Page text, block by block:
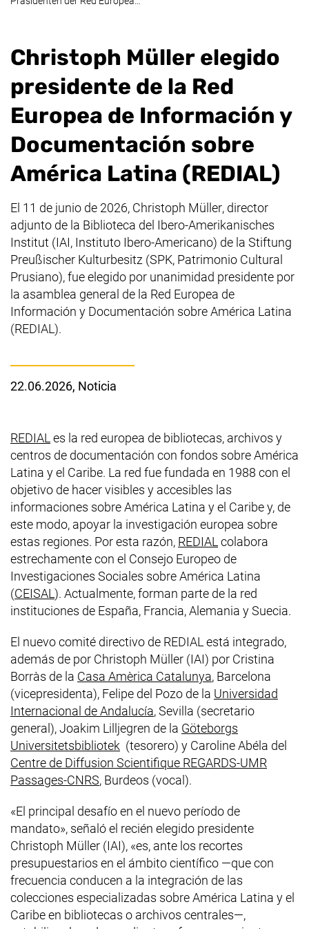
Christoph Müller elegido
presidente de la Red
Europea de Información y
Documentación sobre
América Latina (REDIAL)
El 11 de junio de 2026, Christoph Müller, director
adjunto de la Biblioteca del Ibero-Amerikanisches
Institut (IAI, Instituto Ibero-Americano) de la Stiftung
Preußischer Kulturbesitz (SPK, Patrimonio Cultural
Prusiano), fue elegido por unanimidad presidente por
la asamblea general de la Red Europea de
Información y Documentación sobre América Latina
(REDIAL).
22.06.2026, Noticia
REDIAL (enlace externo, abre una nueva ventana)
es la red europea de bibliotecas, archivos y
centros de documentación con fondos sobre América
Latina y el Caribe. La red fue fundada en 1988 con el
objetivo de hacer visibles y accesibles las
informaciones sobre América Latina y el Caribe y, de
este modo, apoyar la investigación europea sobre
estas regiones. Por esta razón, REDIAL (enlace
colabora
estrechamente con el Consejo Europeo de
Investigaciones Sociales sobre América Latina
(CEISAL (enlace externo, abre una nueva ventana)
). Actualmente, forman parte de la red
instituciones de España, Francia, Alemania y Suecia.
El nuevo comité directivo de REDIAL está integrado,
además de por Christoph Müller (IAI) por Cristina
Borràs de la Casa Amèrica Catalunya (enlace externo,
, Barcelona
(vicepresidenta), Felipe del Pozo de la Universidad
Internacional de Andalucía (enlace externo, abre una
, Sevilla (secretario
general), Joakim Lilljegren de la Göteborgs
Universitetsbibliotek (enlace externo, abre una nueva
(tesorero) y Caroline Abéla del
Centre de Diffusion Scientifique REGARDS-UMR
Passages-CNRS (enlace externo, abre una nueva
, Burdeos (vocal).
«El principal desafío en el nuevo período de
mandato», señaló el recién elegido presidente
Christoph Müller (IAI), «es, ante los recortes
presupuestarios en el ámbito científico —que con
frecuencia conducen a la integración de las
colecciones especializadas sobre América Latina y el
Caribe en bibliotecas o archivos centrales—,